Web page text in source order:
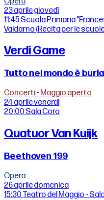
23 aprilegiovedì
11:45 Scuola Primaria
Valdarno (Recita per le
Verdi Game
Tutto nel mondo è burla
Concerti- Maggio aperto
24 aprilevenerdì
20:00 Sala Coro
Quatuor Van Kuijk
Beethoven 199
Opera
26 apriledomenica
15:30 Teatro del Maggio -